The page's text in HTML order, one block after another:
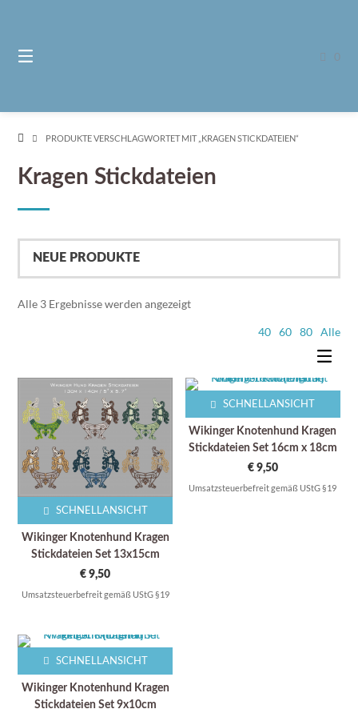
0
PRODUKTE VERSCHLAGWORTET MIT „KRAGEN STICKDATEIEN“
Kragen Stickdateien
Alle 3 Ergebnisse werden angezeigtNach
40 60 80 Alle
SCHNELLANSICHT
Wikinger Knotenhund Kragen
Stickdateien Set 13x15cm
€ 9,50
Umsatzsteuerbefreit gemäß UStG §19
SCHNELLANSICHT
Wikinger Knotenhund Kragen
Stickdateien Set 16cm x 18cm
€9,50
Umsatzsteuerbefreit gemäß UStG §19
SCHNELLANSICHT
Wikinger Knotenhund Kragen
Stickdateien Set 9x10cm